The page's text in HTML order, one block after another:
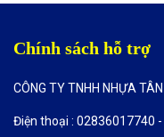
Chính sách hỗ trợ
CÔNG TY TNHH NHỰA
Điện thoại : 02836017740